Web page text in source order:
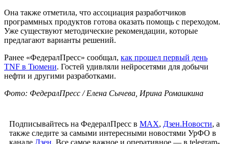
Она также отметила, что ассоциация разработчиков
программных продуктов готова оказать помощь с переходом.
Уже существуют методические рекомендации, которые
предлагают варианты решений.
Ранее «ФедералПресс» сообщал, как прошел первый день
TNF в Тюмени. Гостей удивляли нейросетями для добычи
нефти и другими разработками.
Фото: ФедералПресс / Елена Сычева, Ирина Ромашкина
Подписывайтесь на ФедералПресс в МАХ, Дзен.Новости, а
также следите за самыми интересными новостями УрФО в
канале Дзен. Все самое важное и оперативное — в telegram-